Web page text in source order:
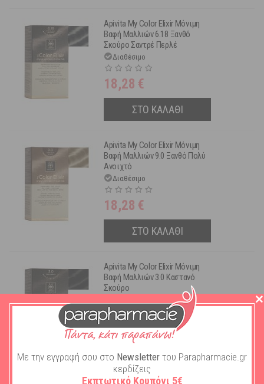
Apivita My Color Elixir Μόνιμη
Βαφή Μαλλιών 6.18 Ξανθό
Σκούρο Σαντρέ Περλέ
Διαθέσιμο
18,28 €
ΣΤΟ ΚΑΛΑΘΙ
Apivita My Color Elixir Μόνιμη
Βαφή Μαλλιών 9.0 Ξανθό Πολύ
Ανοιχτό
Διαθέσιμο
18,28 €
ΣΤΟ ΚΑΛΑΘΙ
Apivita My Color Elixir Μόνιμη
Βαφή Μαλλιών 3.0 Καστανό
Σκούρο
18,28€
ΣΤΟ ΚΑΛΑΘΙ
Με την εγγραφή σου στο Newsletter του Parapharmacie.gr
κερδίζεις
Εκπτωτικό Κουπόνι 5€